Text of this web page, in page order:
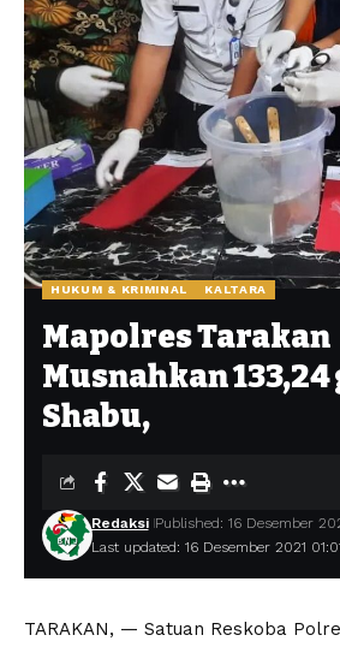
HUKUM & KRIMINAL KALTARA
Mapolres Tarakan
Musnahkan
Shabu,
Last updated: 16 Desember 2021
Redaksi Published: 16 Desember
TARAKAN, — Satuan Reskoba